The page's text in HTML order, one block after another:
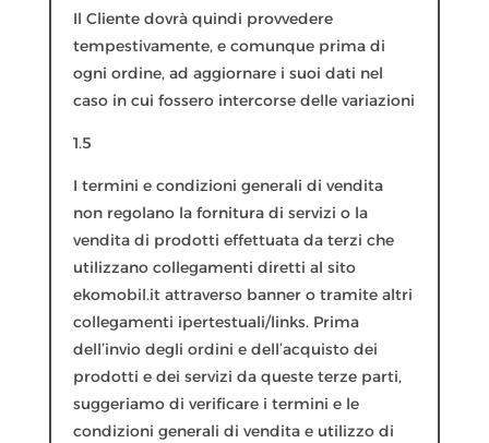
Il Cliente dovrà quindi provvedere
tempestivamente, e comunque prima di
ogni ordine, ad aggiornare i suoi dati nel
caso in cui fossero intercorse delle variazioni
1.5
I termini e condizioni generali di vendita
non regolano la fornitura di servizi o la
vendita di prodotti effettuata da terzi che
utilizzano collegamenti diretti al sito
ekomobil.it attraverso banner o tramite altri
collegamenti ipertestuali/links. Prima
dell’invio degli ordini e dell’acquisto dei
prodotti e dei servizi da queste terze parti,
suggeriamo di verificare i termini e le
condizioni generali di vendita e utilizzo di